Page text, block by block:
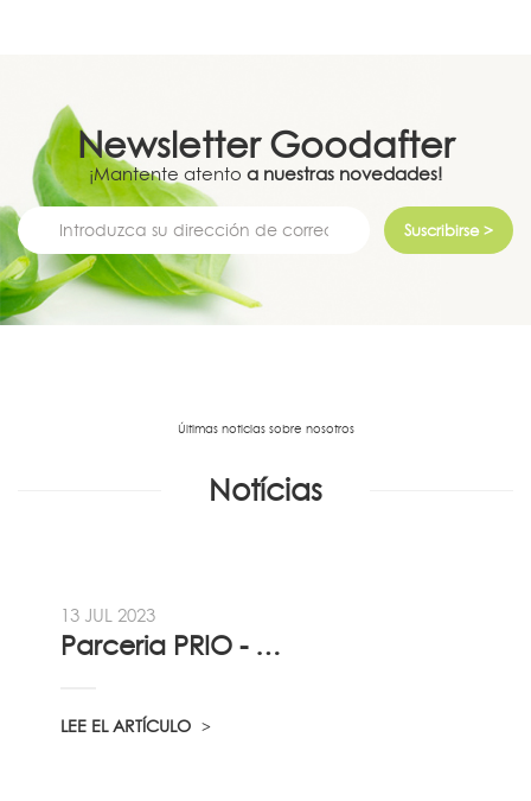
Newsletter Goodafter
¡Mantente atento a nuestras novedades!
Suscribirse >
Últimas noticias sobre nosotros
Notícias
13 JUL 2023
Parceria PRIO - Viadireta - Goodafter...
LEE EL ARTÍCULO